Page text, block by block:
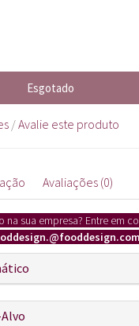
Esgotado
/Avalie este produto
Avaliações (0)
na sua empresa? Entre em